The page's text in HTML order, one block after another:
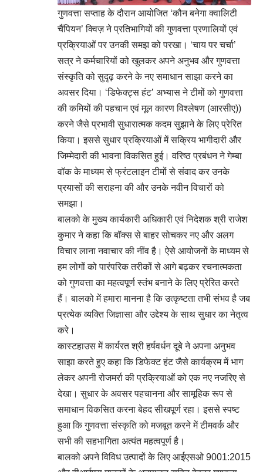
गुणवत्ता सप्ताह के दौरान आयोजित ‘कौन बनेगा क्वालिटी
चैंपियन’ क्विज़ ने प्रतिभागियों की गुणवत्ता प्रणालियों एवं
प्रक्रियाओं पर उनकी समझ को परखा। ‘चाय पर चर्चा’
सत्र ने कर्मचारियों को खुलकर अपने अनुभव और गुणवत्ता
संस्कृति को सुदृढ़ करने के नए समाधान साझा करने का
अवसर दिया। ‘डिफेक्ट्स हंट’ अभ्यास ने टीमों को गुणवत्ता
की कमियों की पहचान एवं मूल कारण विश्लेषण (आरसीए))
करने जैसे प्रभावी सुधारात्मक कदम सुझाने के लिए प्रेरित
किया। इससे सुधार प्रक्रियाओं में सक्रिय भागीदारी और
जिम्मेदारी की भावना विकसित हुई। वरिष्ठ प्रबंधन ने गेम्बा
वॉक के माध्यम से फ्रंटलाइन टीमों से संवाद कर उनके
प्रयासों की सराहना की और उनके नवीन विचारों को
समझा।
बालको के मुख्य कार्यकारी अधिकारी एवं निदेशक श्री राजेश
कुमार ने कहा कि बॉक्स से बाहर सोचकर नए और अलग
विचार लाना नवाचार की नींव है। ऐसे आयोजनों के माध्यम से
हम लोगों को पारंपरिक तरीकों से आगे बढ़कर रचनात्मकता
को गुणवत्ता का महत्वपूर्ण स्तंभ बनाने के लिए प्रेरित करते
हैं। बालको में हमारा मानना है कि उत्कृष्टता तभी संभव है जब
प्रत्येक व्यक्ति जिज्ञासा और उद्देश्य के साथ सुधार का नेतृत्व
करे।
कास्टहाउस में कार्यरत श्री हर्षवर्धन दूबे ने अपना अनुभव
साझा करते हुए कहा कि डिफेक्ट हंट जैसे कार्यक्रम में भाग
लेकर अपनी रोजमर्रा की प्रक्रियाओं को एक नए नजरिए से
देखा। सुधार के अवसर पहचानना और सामूहिक रूप से
समाधान विकसित करना बेहद सीखपूर्ण रहा। इससे स्पष्ट
हुआ कि गुणवत्ता संस्कृति को मजबूत करने में टीमवर्क और
सभी की सहभागिता अत्यंत महत्वपूर्ण है।
बालको अपने विविध उत्पादों के लिए आईएसओ 9001:2015